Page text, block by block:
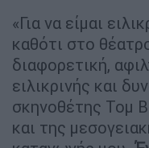
«Για να είμαι
καθότι στο
διαφορετική,
ειλικρινής και
σκηνοθέτης Τομ
και της